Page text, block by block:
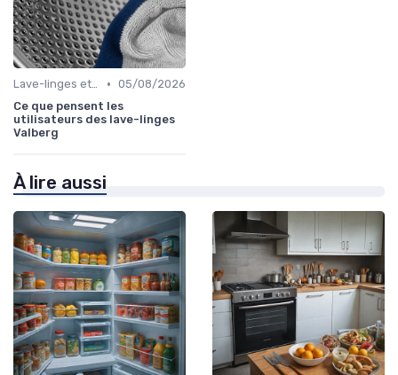
Lave-linges et Sèche-linges • 05/08/2026
Ce que pensent les
utilisateurs des lave-linges
Valberg
À lire aussi